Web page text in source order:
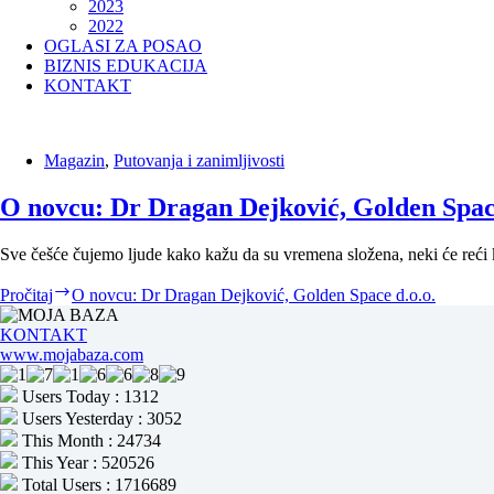
2023
2022
OGLASI ZA POSAO
BIZNIS EDUKACIJA
KONTAKT
Magazin, Putovanja i zanimljivosti
O novcu: Dr Dragan Dejković, Golden
Sve češće čujemo ljude kako kažu da su vremena složena, neki će
Pročitaj O novcu: Dr Dragan Dejković, Golden Space d.o.o.
KONTAKT
www.mojabaza.com
Users Today : 1312
Users Yesterday : 3052
This Month : 24734
This Year : 520526
Total Users : 1716689